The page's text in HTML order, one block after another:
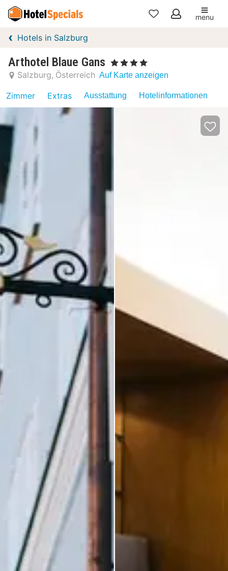
Meine
menu
Hotels in Salzburg
Arthotel Blaue Gans , 4 Sterne
Salzburg Österreich Auf Karte anzeigen
Zimmer Extras Ausstattung Hotelinformationen